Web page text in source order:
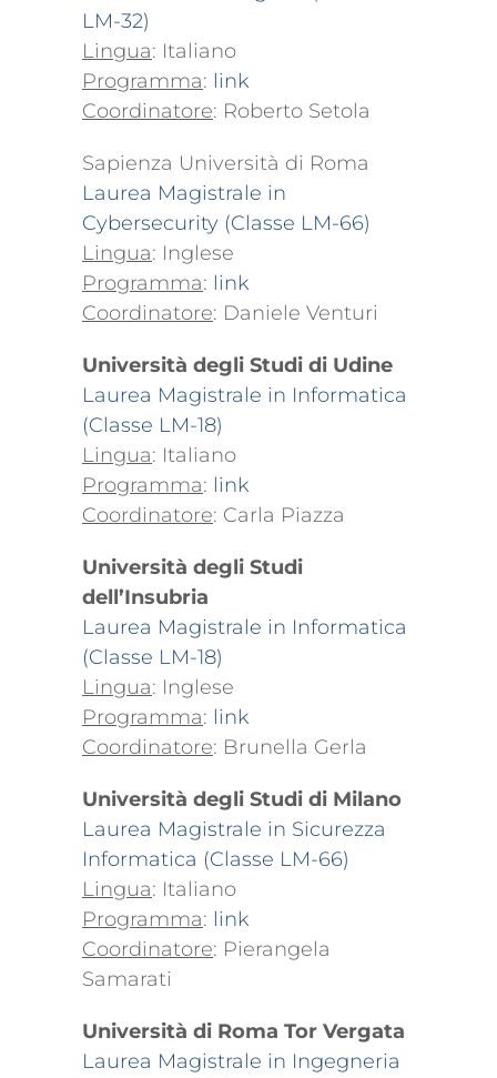
LM-32)
Lingua: Italiano
Programma: link
Coordinatore: Roberto Setola
Sapienza Università di Roma
Laurea Magistrale in
Cybersecurity (Classe LM-66)
Lingua: Inglese
Programma: link
Coordinatore: Daniele Venturi
Università degli Studi di Udine
Laurea Magistrale in Informatica
(Classe LM-18)
Lingua: Italiano
Programma: link
Coordinatore: Carla Piazza
Università degli Studi
dell’Insubria
Laurea Magistrale in Informatica
(Classe LM-18)
Lingua: Inglese
Programma: link
Coordinatore: Brunella Gerla
Università degli Studi di Milano
Laurea Magistrale in Sicurezza
Informatica (Classe LM-66)
Lingua: Italiano
Programma: link
Coordinatore: Pierangela
Samarati
Università di Roma Tor Vergata
Laurea Magistrale in Ingegneria